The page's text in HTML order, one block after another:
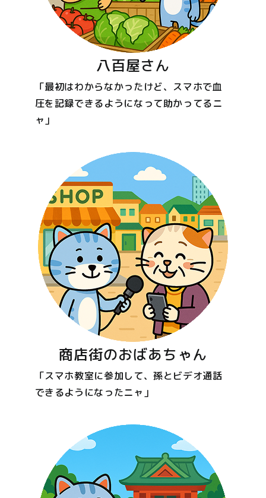
八百屋さん
「最初はわからなかったけど、スマホで血
圧を記録できるようになって助かってるニ
ャ」
商店街のおばあちゃん
「スマホ教室に参加して、孫とビデオ通話
できるようになったニャ」